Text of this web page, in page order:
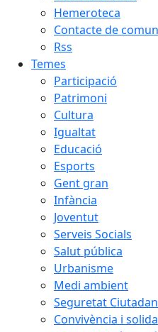
Hemeroteca
Contacte de
Rss
Temes
Participació
Patrimoni
Cultura
Igualtat
Educació
Esports
Gent gran
Infància
Joventut
Serveis Socials
Salut pública
Urbanisme
Medi ambient
Seguretat
Convivència i